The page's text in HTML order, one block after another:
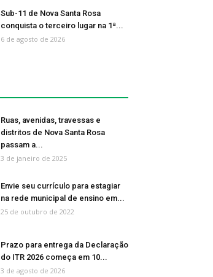
Sub-11 de Nova Santa Rosa
conquista o terceiro lugar na 1ª...
6 de agosto de 2026
Ruas, avenidas, travessas e
distritos de Nova Santa Rosa
passam a...
3 de janeiro de 2025
Envie seu currículo para estagiar
na rede municipal de ensino em...
25 de outubro de 2022
Prazo para entrega da Declaração
do ITR 2026 começa em 10...
3 de agosto de 2026